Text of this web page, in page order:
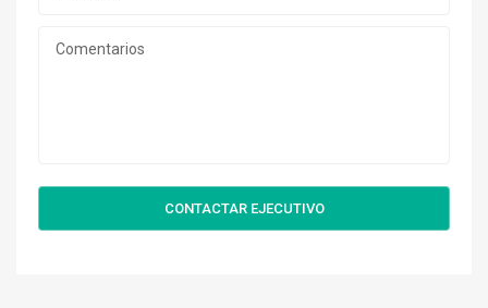
CONTACTAR EJECUTIVO